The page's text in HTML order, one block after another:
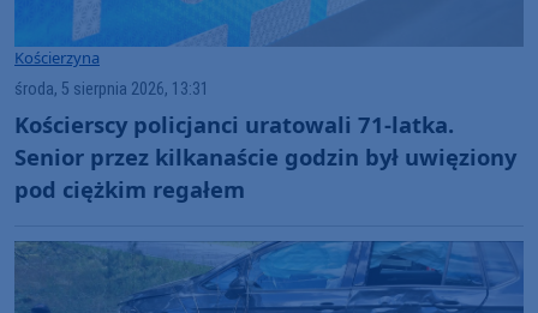
Kościerzyna
środa, 5 sierpnia 2026, 13:31
Kościerscy policjanci uratowali 71-latka.
Senior przez kilkanaście godzin był uwięziony
pod ciężkim regałem